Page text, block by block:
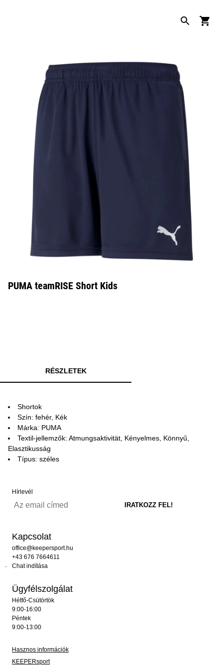
PUMA teamRISE Short Kids
RÉSZLETEK
Shortok
Szín: fehér, Kék
Márka: PUMA
Textil-jellemzők: Atmungsaktivität, Kényelmes, Könnyű,
Elasztikusság
Típus: széles
Hírlevél
Kapcsolat
office@keepersport.hu
+43 676 7664611
Chat indítása
Ügyfélszolgálat
Hétfő-Csütörtök
9:00-16:00
Péntek
9:00-13:00
Hasznos információk
KEEPERsport